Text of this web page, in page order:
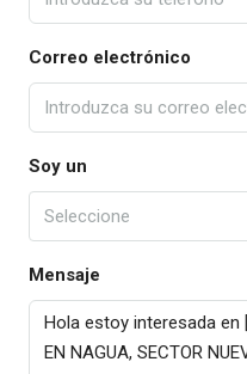
Correo electrónico
Soy un
Seleccione
Mensaje